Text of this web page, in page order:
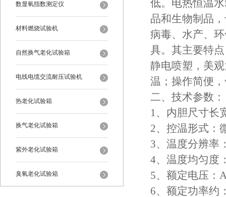
数显氧指数测定仪
材料燃烧试验机
自然换气老化试验箱
电线电缆交流耐压试验机
热老化试验箱
换气老化试验箱
紫外老化试验箱
臭氧老化试验箱
低。电热恒温
品和生物制品
病毒、水产、
具。其主要特
静电喷塑，美
温；操作简便
二、技术参数：
1、内胆尺寸长
2、控温形式：
3、温度分辨率
4、温度均匀度
5、额定电压：
6、额定功率约